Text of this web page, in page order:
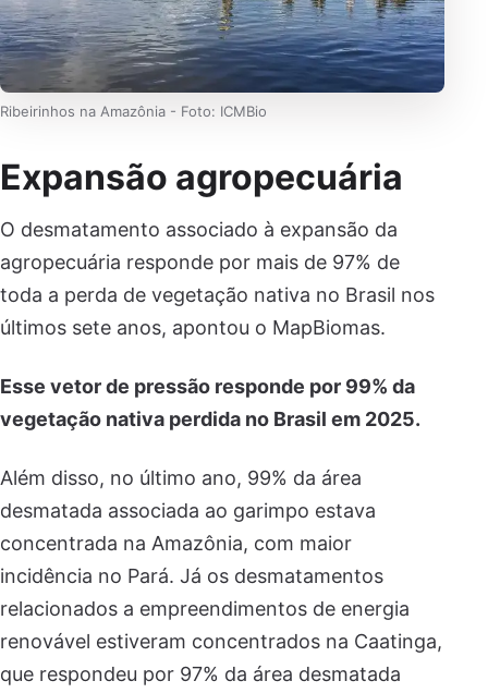
Ribeirinhos na Amazônia - Foto: ICMBio
Expansão agropecuária
O desmatamento associado à expansão da
agropecuária responde por mais de 97% de
toda a perda de vegetação nativa no Brasil nos
últimos sete anos, apontou o MapBiomas.
Esse vetor de pressão responde por 99% da
vegetação nativa perdida no Brasil em 2025.
Além disso, no último ano, 99% da área
desmatada associada ao garimpo estava
concentrada na Amazônia, com maior
incidência no Pará. Já os desmatamentos
relacionados a empreendimentos de energia
renovável estiveram concentrados na Caatinga,
que respondeu por 97% da área desmatada